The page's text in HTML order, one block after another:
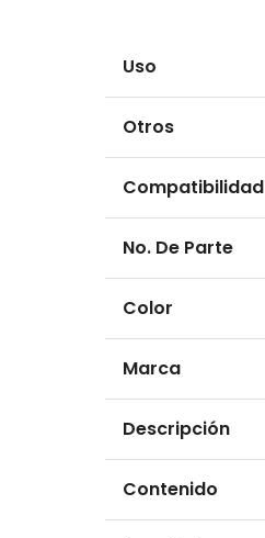
Uso
Otros
Compatibilidad
No. De Parte
Color
Marca
Descripción
Contenido